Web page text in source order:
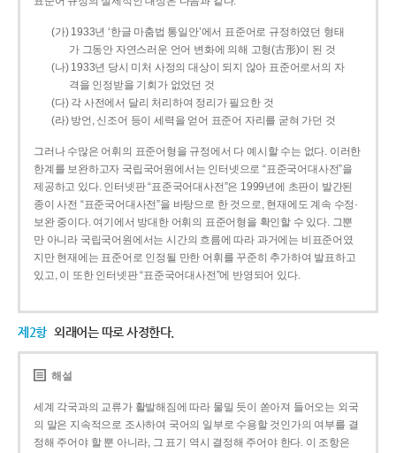
(가) 1933년 ‘한글 마춤법 통일안’에서 표준어로 규정하였던 형태
가 그동안 자연스러운 언어 변화에 의해 고형(古形)이 된 것
(나) 1933년 당시 미처 사정의 대상이 되지 않아 표준어로서의 자
격을 인정받을 기회가 없었던 것
(다) 각 사전에서 달리 처리하여 정리가 필요한 것
(라) 방언, 신조어 등이 세력을 얻어 표준어 자리를 굳혀 가던 것
그러나 수많은 어휘의 표준어형을 규정에서 다 예시할 수는 없다. 이러한
한계를 보완하고자 국립국어원에서는 인터넷으로 “표준국어대사전”을
제공하고 있다. 인터넷판 “표준국어대사전”은 1999년에 초판이 발간된
종이 사전 “표준국어대사전”을 바탕으로 한 것으로, 현재에도 계속 수정·
보완 중이다. 여기에서 방대한 어휘의 표준어형을 확인할 수 있다. 그뿐
만 아니라 국립국어원에서는 시간의 흐름에 따라 과거에는 비표준어였
지만 현재에는 표준어로 인정될 만한 어휘를 꾸준히 추가하여 발표하고
있고, 이 또한 인터넷판 “표준국어대사전”에 반영되어 있다.
제2항 외래어는 따로 사정한다.
해설
세계 각국과의 교류가 활발해짐에 따라 물밀 듯이 쏟아져 들어오는 외국
의 말은 지속적으로 조사하여 국어의 일부로 수용할 것인가의 여부를 결
정해 주어야 할 뿐 아니라, 그 표기 역시 결정해 주어야 한다. 이 조항은